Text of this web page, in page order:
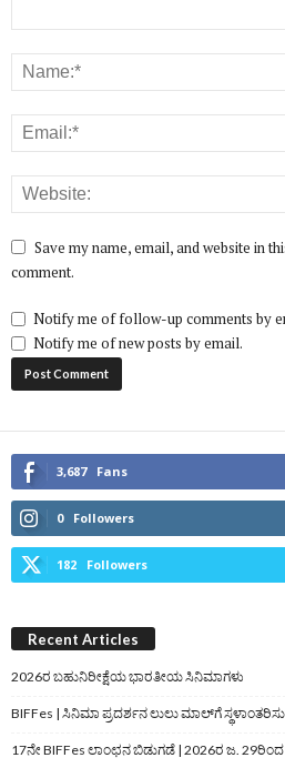
Save my name, email, and website in
comment.
Notify me of follow-up comments by
Notify me of new posts by email.
3,687 Fans
0 Followers
182 Followers
Recent Articles
2026ರ ಬಹುನಿರೀಕ್ಷೆಯ ಭಾರತೀಯ ಸಿನಿಮಾಗಳು
BIFFes | ಸಿನಿಮಾ ಪ್ರದರ್ಶನ ಲುಲು ಮಾಲ್‌ಗೆ
17ನೇ BIFFes ಲಾಂಛನ ಬಿಡುಗಡೆ | 2026ರ ಜ.